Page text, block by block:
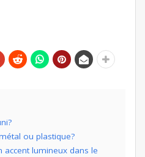
ou plastique?
accent lumineux dans le